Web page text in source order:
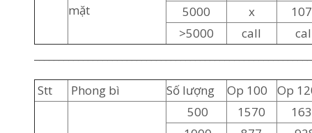
mặt
5000
x
>5000
call
Stt Phong bì Số lượng Op 100 Op
500 1570